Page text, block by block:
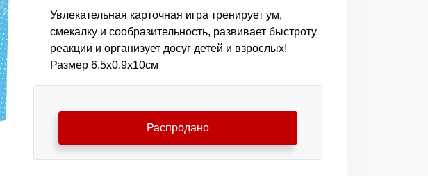
Увлекательная карточная игра тренирует ум,
смекалку и сообразительность, развивает быстроту
реакции и организует досуг детей и взрослых!
Размер 6,5х0,9х10см
Распродано